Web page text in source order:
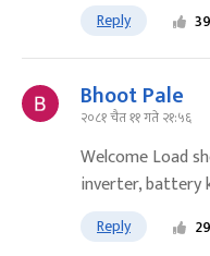
Reply 39
Bhoot Pale
२०८१ चैत ११ गते २१:५६
Welcome Load
inverter, battery
Reply 29